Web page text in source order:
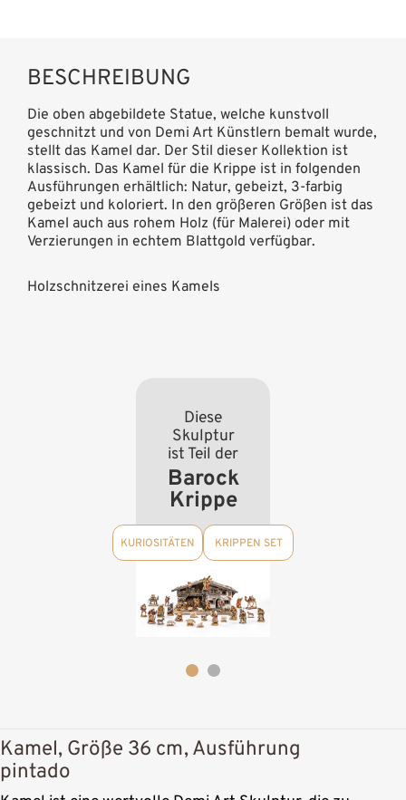
BESCHREIBUNG
Die oben abgebildete Statue, welche kunstvoll
geschnitzt und von Demi Art Künstlern bemalt wurde,
stellt das Kamel dar. Der Stil dieser Kollektion ist
klassisch. Das Kamel für die Krippe ist in folgenden
Ausführungen erhältlich: Natur, gebeizt, 3-farbig
gebeizt und koloriert. In den größeren Größen ist das
Kamel auch aus rohem Holz (für Malerei) oder mit
Verzierungen in echtem Blattgold verfügbar.
Holzschnitzerei eines Kamels
Diese
Skulptur
ist Teil der
Barock
Krippe
KURIOSITÄTEN KRIPPEN SET
Kamel, Größe 36 cm, Ausführung
pintado